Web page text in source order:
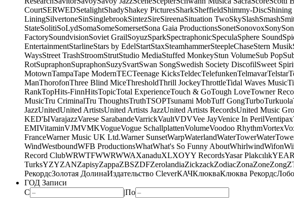
CourtSERWEDSetalightShadyShakey PicturesSharkSheffieldShimmy-DiscShining
LiningSilvertoneSinSinglebrookSintezSireSireenaSituation TwoSkySlashSmash
StateSolitiSoLydSomaSomeSomersetSona Gaia ProductionsSonetSonovoxSony
FactorySoundvisionSoviet GrailSoyuzSparkSpectraphonicSpeculaSphere Sound
EntertainmentStarlineStars by EdelStartStaxSteamhammerSteepleChaseStern Musik
WaysStreet TrashStroomStrutStudio MediaStuffed MonkeyStun VolumeSub Pop
RotSupraphonSupraphonSuzySvartSwan SongSwedish Society DiscofilSweet
MotownTampaTape ModernTECTeenage KicksTeldecTelefunkenTelmavarTelstar
ManThorofonThree Blind MiceThresholdThrill JockeyThrottleTidal Waves Music
RankTopHits-FinnHitsTopicTotal ExperienceTouch & GoTough LoveTowner
MusicTru CriminalTru ThoughtsTruthTSOPTsunami MobTuff GongTurboTurkuola
JazzUnitedUnited ArtistsUnited Artists JazzUnited Artists RecordsUnited Music
KED'ЫVarajazzVarese SarabandeVarrickVaultVDVVee JayVenice In PerilVentipax
EMIVitaminVJMVMKVogueVogue SchallplattenVolumeVoodoo RhythmVortex
FranceWarner Music UK Ltd.Warner SunsetWarpWaterlandWaterTower
WindWestboundWFB ProductionsWhatWhat's So Funny AboutWhirlwindWifon
Record ClubWRWTFWWRWWAXanaduXLXOYY RecordsYasar Plakcılık
TurksYZYZANZapisyZappaZBSZDFZerolandiaZickzackZodiacZonaZoneZong
РекордсЗолотая ДолинаИздательство CleverКАЧКлюкваКлюква Рекордс
ГОД Записи
С
|По